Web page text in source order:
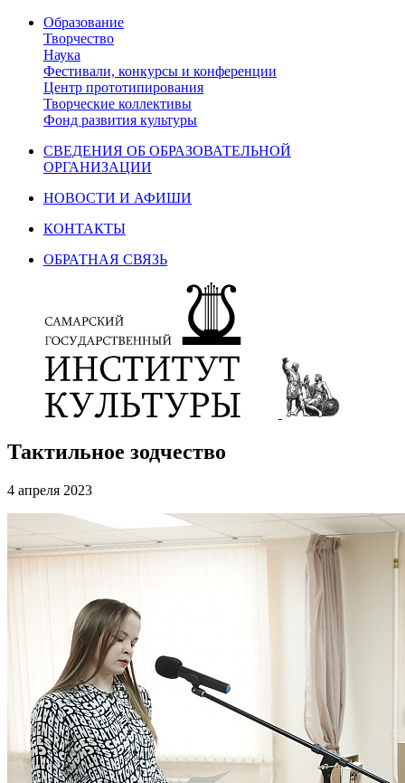
Образование
Творчество
Наука
Фестивали, конкурсы и конференции
Центр прототипирования
Творческие коллективы
Фонд развития культуры
СВЕДЕНИЯ ОБ ОБРАЗОВАТЕЛЬНОЙ
ОРГАНИЗАЦИИ
НОВОСТИ И АФИШИ
КОНТАКТЫ
ОБРАТНАЯ СВЯЗЬ
Тактильное зодчество
4 апреля 2023